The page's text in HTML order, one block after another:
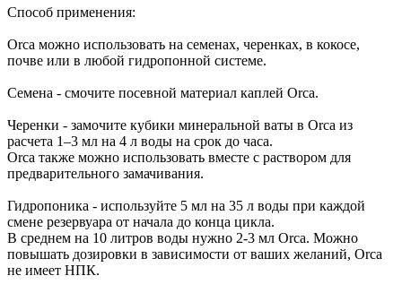
Способ применения:
Orca можно использовать на семенах, черенках, в кокосе,
почве или в любой гидропонной системе.
Семена - смочите посевной материал каплей Orca.
Черенки - замочите кубики минеральной ваты в Orca из
расчета 1–3 мл на 4 л воды на срок до часа.
Orca также можно использовать вместе с раствором для
предварительного замачивания.
Гидропоника - используйте 5 мл на 35 л воды при каждой
смене резервуара от начала до конца цикла.
В среднем на 10 литров воды нужно 2-3 мл Orca. Можно
повышать дозировки в зависимости от ваших желаний, Orca
не имеет НПК.